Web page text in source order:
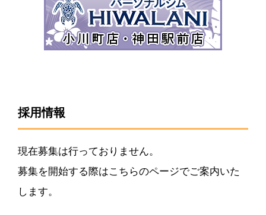
採用情報
現在募集は行っておりません。
募集を開始する際はこちらのページでご案内いた
します。